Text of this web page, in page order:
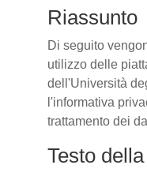
Riassunto
Di seguito
utilizzo delle
dell'Università
l'informativa
trattamento dei
Testo